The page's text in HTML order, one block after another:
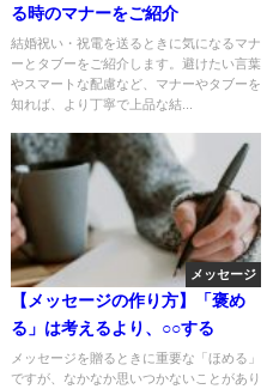
る時のマナーをご紹介
結婚祝い・祝電を送るときに気になるマナ
ーとタブーをご紹介します。避けたい言葉
やスマートな配慮など、マナーやタブーを
知れば、より丁寧で上品な結...
メッセージ
【メッセージの作り方】「褒め
る」は考えるより、○○する
メッセージを贈るときに重要な「ほめる」
ですが、なかなか思いつかないことがあり